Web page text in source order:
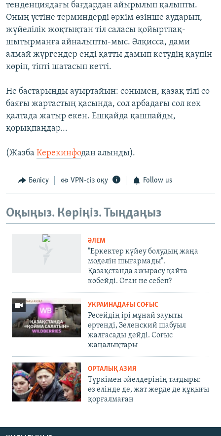
тенденциядағы бағдардан айырылып қалыпты.
Оның үстіне терминдерді әркім өзінше аударып,
жүйелілік жоқтықтан тіл саласы қойыртпақ-
шытырманға айналыпты-мыс. Әлқисса, дами
алмай жүргендер енді қатты дамып кетудің қаупін
көріп, тіпті шатасып кетті.
Не бастарыңды ауыртайын: сонымен, қазақ тілі со
баяғы жартастың қасында, сол арбадағы сол көк
қалтада жатыр екен. Ешқайда қашпайды,
қорықпаңдар...
(Жазба Керекинфодан алынды).
Бөлісу VPN-сіз оқу Follow us
Оқыңыз. Көріңіз. Тыңдаңыз
ӘЛЕМ
"Еркектер күйеу болудың жаңа
моделін шығармады".
Қазақстанда ажырасу қайта
көбейді. Оған не себеп?
УКРАИНАДАҒЫ СОҒЫС
Ресейдің ірі мұнай зауыты
өртенді, Зеленский шабуыл
жалғасады дейді. Соғыс
жаңалықтары
ОРТАЛЫҚ АЗИЯ
Түркімен әйелдерінің тағдыры:
өз елінде де, жат жерде де құқығы
қорғалмаған